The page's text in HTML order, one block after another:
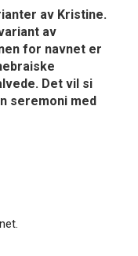
av Kristine.
av
for navnet er
Det vil si
seremoni med